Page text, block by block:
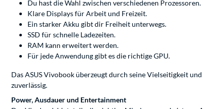
Du hast die Wahl zwischen verschiedenen Prozessoren.
Klare Displays für Arbeit und Freizeit.
Ein starker Akku gibt dir Freiheit unterwegs.
SSD für schnelle Ladezeiten.
RAM kann erweitert werden.
Für jede Anwendung gibt es die richtige GPU.
Das ASUS Vivobook überzeugt durch seine Vielseitigkeit
zuverlässig.
Power, Ausdauer und Entertainment